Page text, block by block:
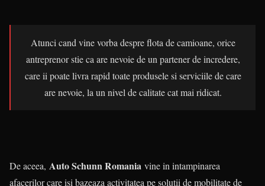
Atunci cand vine vorba despre flota de camioane, orice
antreprenor stie ca are nevoie de un partener de incredere,
care ii poate livra rapid toate produsele si serviciile de care
are nevoie, la un nivel de calitate cat mai ridicat.
De aceea, Auto Schunn Romania vine in intampinarea
afacerilor care isi bazeaza activitatea pe solutii de mobilitate de